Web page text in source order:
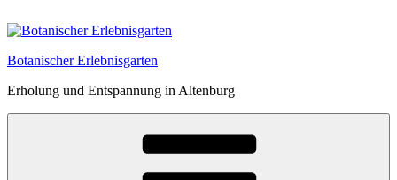
Inhalt
Botanischer Erlebnisgarten
Erholung und Entspannung in Altenburg